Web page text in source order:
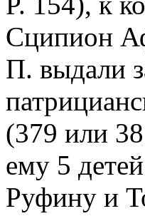
Сципион
П. выдали
(379 или
ему 5
Руфину и